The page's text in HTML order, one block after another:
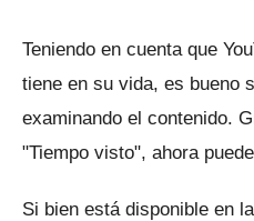
Teniendo en cuenta que
tiene en su vida, es bueno
examinando el contenido.
"Tiempo visto", ahora
Si bien está disponible en